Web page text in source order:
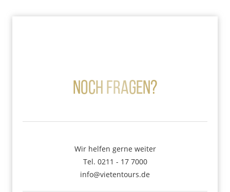
Noch Fragen?
Wir helfen gerne weiter
Tel. 0211 - 17 7000
info@vietentours.de